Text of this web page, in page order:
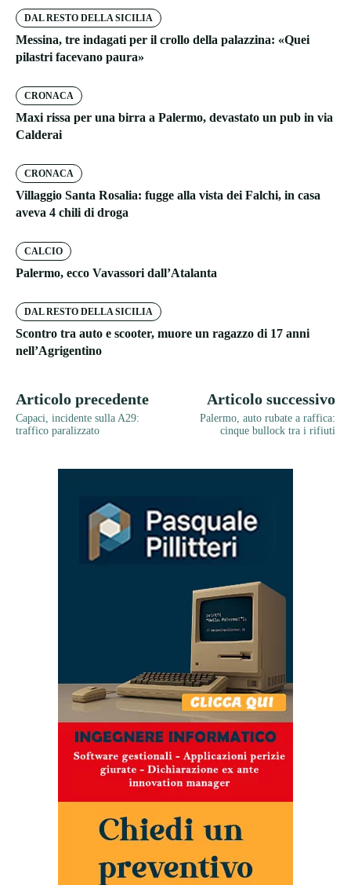
DAL RESTO DELLA SICILIA
Messina, tre indagati per il crollo della palazzina: «Quei
pilastri facevano paura»
CRONACA
Maxi rissa per una birra a Palermo, devastato un pub in via
Calderai
CRONACA
Villaggio Santa Rosalia: fugge alla vista dei Falchi, in casa
aveva 4 chili di droga
CALCIO
Palermo, ecco Vavassori dall’Atalanta
DAL RESTO DELLA SICILIA
Scontro tra auto e scooter, muore un ragazzo di 17 anni
nell’Agrigentino
Articolo precedente
Capaci, incidente sulla A29:
traffico paralizzato
Articolo successivo
Palermo, auto rubate a raffica:
cinque bullock tra i rifiuti